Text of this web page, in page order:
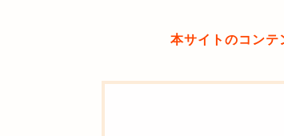
本サイトのコンテ